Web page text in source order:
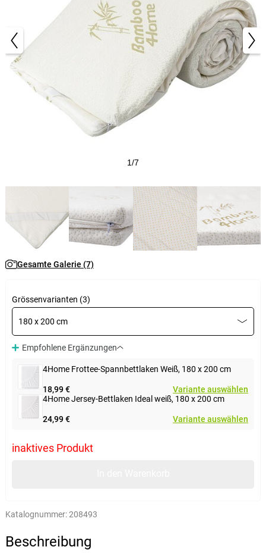
1/7
Gesamte Galerie (7)
Grössenvarianten (3)
180 x 200 cm
Empfohlene Ergänzungen
4Home Frottee-Spannbettlaken Weiß, 180 x 200 cm
18,99 €
Variante auswählen
4Home Jersey-Bettlaken Ideal weiß, 180 x 200 cm
24,99 € Variante auswählen
inaktives Produkt
Katalognummer:208493
Beschreibung